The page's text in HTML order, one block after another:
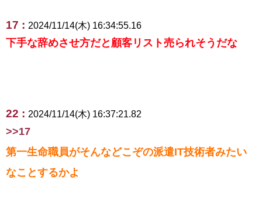
17 : 2024/11/14(木) 16:34:55.16
下手な辞めさせ方だと顧客リスト売られそうだな
22 : 2024/11/14(木) 16:37:21.82
>>17
第一生命職員がそんなどこぞの派遣IT技術者みたい
なことするかよ